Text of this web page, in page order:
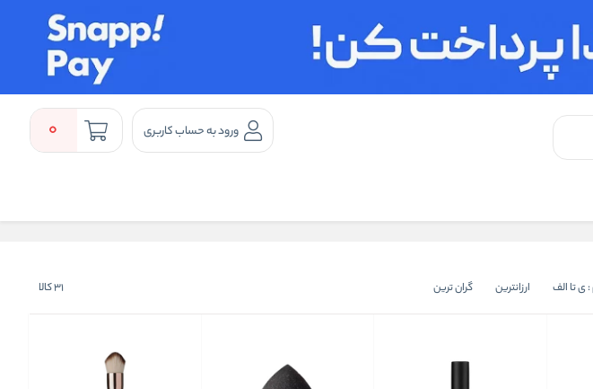
ورود به حساب کاربری 0
: ی تا الف ارزانترین گران ترین 31کالا